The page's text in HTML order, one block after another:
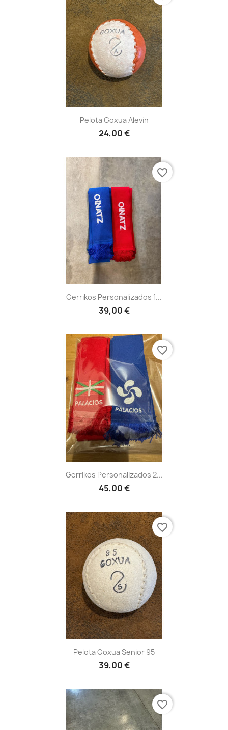
Pelota Goxua Alevin
24,00 €
Gerrikos Personalizados 1...
39,00 €
favorite_border
Gerrikos Personalizados 2...
45,00 €
favorite_border
Pelota Goxua Senior 95
39,00 €
favorite_border
favorite_border